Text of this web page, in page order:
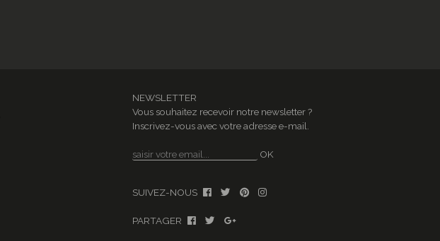
NEWSLETTER
Vous souhaitez recevoir notre newsletter ?
Inscrivez-vous avec votre adresse e-mail.
OK
SUIVEZ-NOUS
PARTAGER